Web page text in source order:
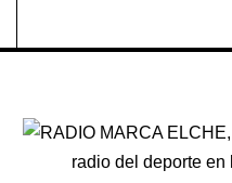
radio del deporte